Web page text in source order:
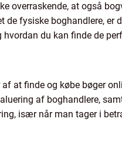
overraskende, at også
fysiske boghandlere, er
du kan finde de
at finde og købe bøger
af boghandlere,
især når man tager i